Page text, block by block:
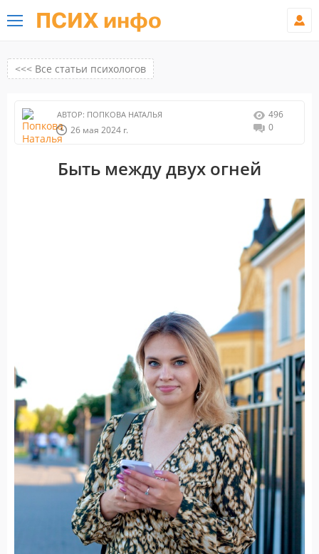
ПСИХ инфо
<<< Все статьи психологов
АВТОР: ПОПКОВА НАТАЛЬЯ
26 мая 2024 г.
496
0
Быть между двух огней